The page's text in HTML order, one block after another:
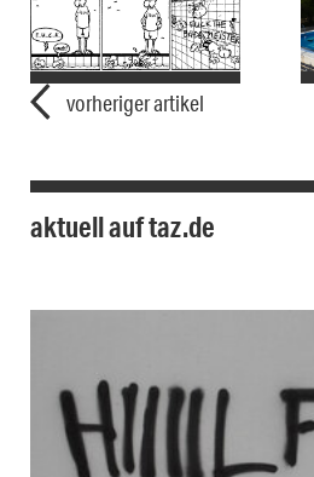
vorheriger artikel
aktuell auf taz.de